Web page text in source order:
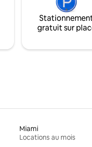
gratuit sur
Miami
Locations au mois